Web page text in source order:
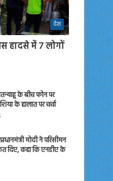
देश
हादसे में 7 लोगों
के बीच फोन पर
के हालात पर चर्चा
मोदी ने परिसीमन
दिए, कहा कि एनडीए के